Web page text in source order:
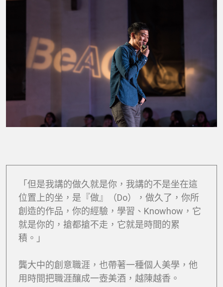
「但是我講的做久就是你，我講的不是坐在這
位置上的坐，是『做』（Do），做久了，你所
創造的作品，你的經驗，學習、Knowhow，它
就是你的，搶都搶不走，它就是時間的累
積。」
龔大中的創意職涯，也帶著一種個人美學，他
用時間把職涯釀成一壺美酒，越陳越香。